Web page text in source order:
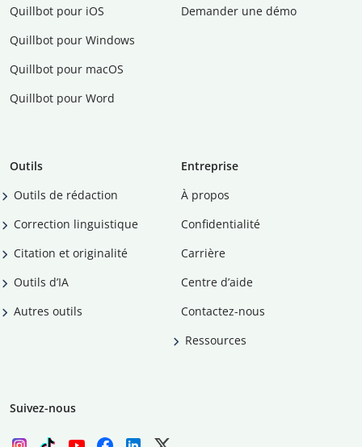
Quillbot pour iOS
Quillbot pour Windows
Quillbot pour macOS
Quillbot pour Word
Demander une démo
Outils
Outils de rédaction
Correction linguistique
Citation et originalité
Outils d’IA
Autres outils
Entreprise
À propos
Confidentialité
Carrière
Centre d’aide
Contactez-nous
Ressources
Suivez-nous